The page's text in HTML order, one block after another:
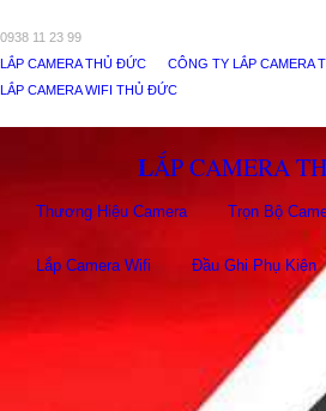
0938 11 23 99
LẮP CAMERA THỦ ĐỨC
CÔNG TY LẮP CAMERA
LẮP CAMERA WIFI THỦ ĐỨC
LẮP CAMERA
Thương Hiệu Camera Trọn Bộ
Lắp Camera Wifi Đầu Ghi Phụ Kiên